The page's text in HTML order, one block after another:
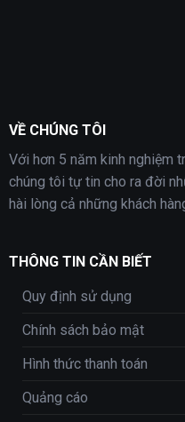
VỀ CHÚNG TÔI
Với hơn 5 năm kinh nghiệm
chúng tôi tự tin cho ra đời
hài lòng cả những khách
THÔNG TIN CẦN BIẾT
Quy định sử dụng
Chính sách bảo mật
Hình thức thanh toán
Quảng cáo